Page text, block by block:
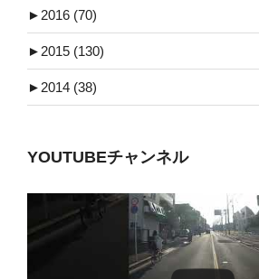
► 2016 (70)
► 2015 (130)
► 2014 (38)
YOUTUBEチャンネル